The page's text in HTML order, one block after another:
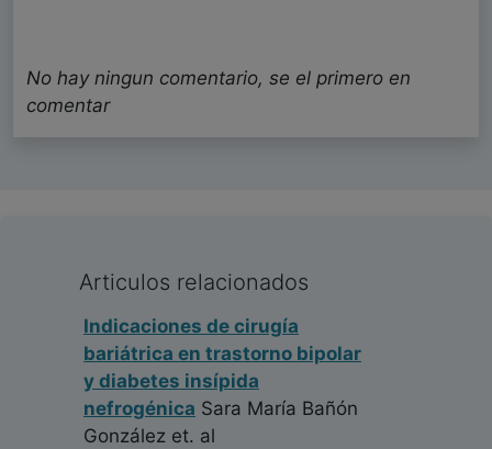
No hay ningun comentario, se el primero en
comentar
Articulos relacionados
Indicaciones de cirugía
bariátrica en trastorno bipolar
y diabetes insípida
nefrogénica Sara María Bañón
González et. al